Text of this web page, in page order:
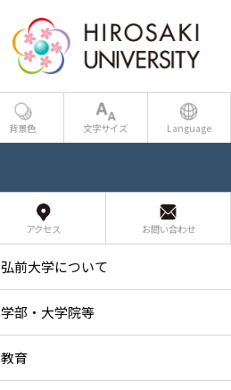
背景色 文字サイズ Language
アクセス お問い合わせ
弘前大学について
学部・大学院等
教育